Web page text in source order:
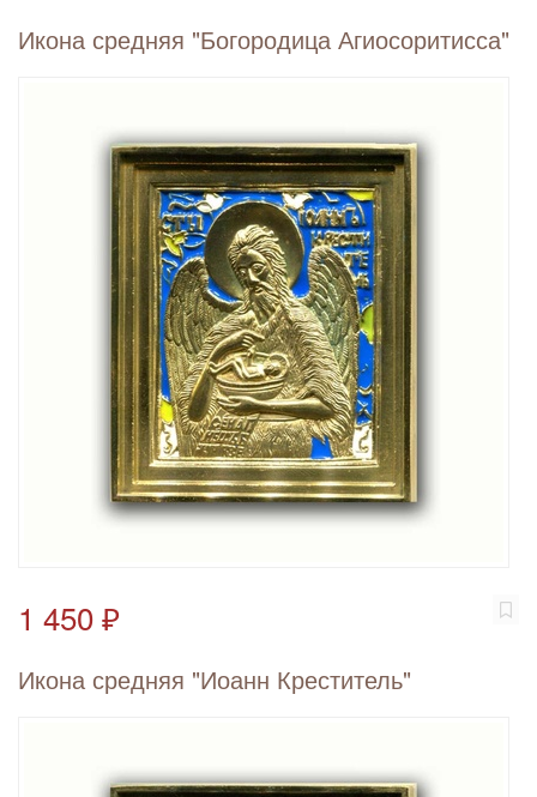
Икона средняя "Богородица Агиосоритисса"
1 450 ₽
Икона средняя "Иоанн Креститель"